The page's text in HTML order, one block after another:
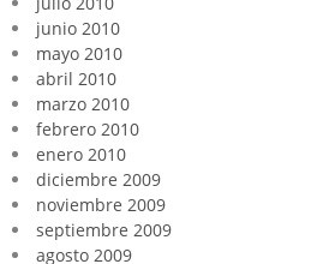
junio 2010
mayo 2010
abril 2010
marzo 2010
febrero 2010
enero 2010
diciembre 2009
noviembre 2009
septiembre 2009
agosto 2009